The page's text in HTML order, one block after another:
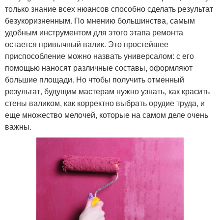
только знание всех нюансов способно сделать результат
безукоризненным. По мнению большинства, самым
удобным инструментом для этого этапа ремонта
остается привычный валик. Это простейшее
приспособление можно назвать универсалом: с его
помощью наносят различные составы, оформляют
большие площади. Но чтобы получить отменный
результат, будущим мастерам нужно узнать, как красить
стены валиком, как корректно выбрать орудие труда, и
еще множество мелочей, которые на самом деле очень
важны.